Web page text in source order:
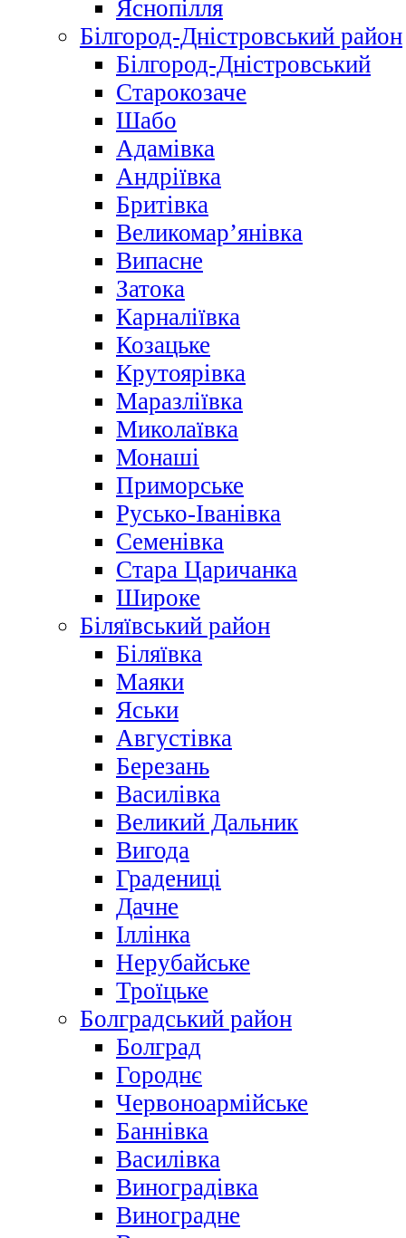
Яснопілля
Білгород-Дністровський район
Білгород-Дністровський
Старокозаче
Шабо
Адамівка
Андріївка
Бритівка
Великомар’янівка
Випасне
Затока
Карналіївка
Козацьке
Крутоярівка
Маразліївка
Миколаївка
Монаші
Приморське
Русько-Іванівка
Семенівка
Стара Царичанка
Широке
Біляївський район
Біляївка
Маяки
Яськи
Августівка
Березань
Василівка
Великий Дальник
Вигода
Градениці
Дачне
Іллінка
Нерубайське
Троїцьке
Болградський район
Болград
Городнє
Червоноармійське
Баннівка
Василівка
Виноградівка
Виноградне